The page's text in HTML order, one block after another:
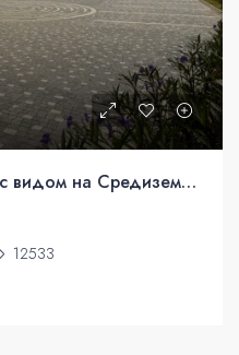
Двухуровневый пентхаус с видом на Средиземное море в Аланье, Авсаллар.
12533